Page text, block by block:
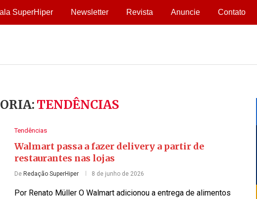
SuperHiper Newsletter Revista Anuncie Contato
TENDÊNCIAS
Tendências
Walmart passa a fazer delivery a partir de
restaurantes nas lojas
De Redação SuperHiper 8 de junho de 2026
Por Renato Müller O Walmart adicionou a entrega de alimentos